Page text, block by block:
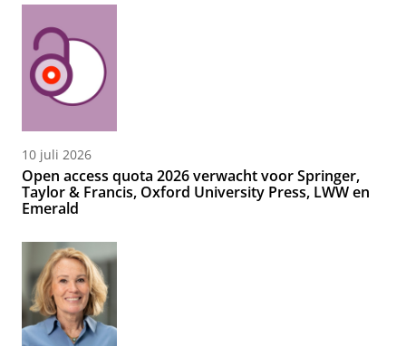
10 juli 2026
Open access quota 2026 verwacht voor Springer,
Taylor & Francis, Oxford University Press, LWW en
Emerald